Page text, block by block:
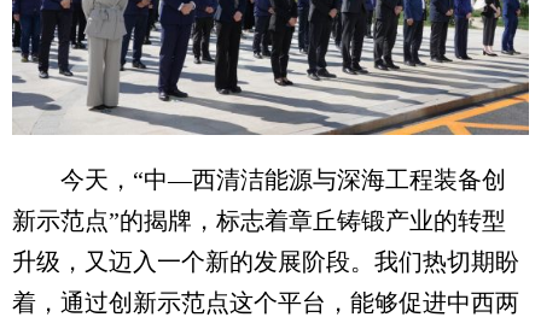
今天，“中—西清洁能源与深海工程装备创
新示范点”的揭牌，标志着章丘铸锻产业的转型
升级，又迈入一个新的发展阶段。我们热切期盼
着，通过创新示范点这个平台，能够促进中西两